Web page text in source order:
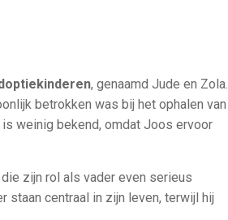
, genaamd Jude en Zola.
betrokken was bij het ophalen van
weinig bekend, omdat Joos ervoor
zijn rol als vader even serieus
staan centraal in zijn leven, terwijl hij